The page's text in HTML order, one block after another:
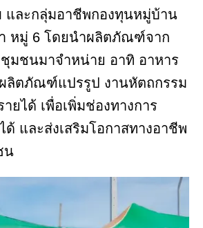
และกลุ่มอาชีพกองทุนหมู่บ้าน
หมู่ 6 โดยนำผลิตภัณฑ์จาก
มชนมาจำหน่าย อาทิ อาหาร
ลิตภัณฑ์แปรรูป งานหัตถกรรม
ยได้ เพื่อเพิ่มช่องทางการ
ด้ และส่งเสริมโอกาสทางอาชีพ
น